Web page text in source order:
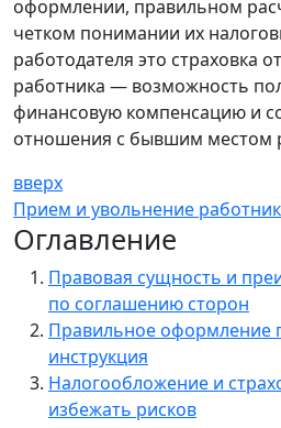
оформлении, правильном
четком понимании их
работодателя это страховка
работника — возможность
финансовую компенсацию и
отношения с бывшим местом
вверх
Прием и увольнение
Оглавление
Правовая сущность и
по соглашению сторон
Правильное оформление
инструкция
Налогообложение и
избежать рисков